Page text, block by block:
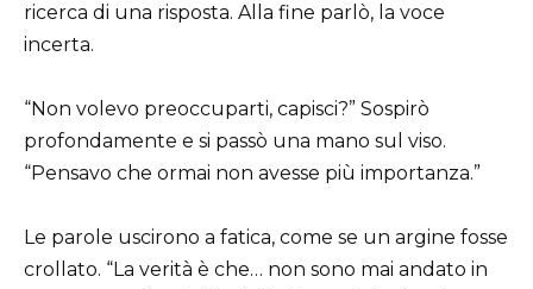
ricerca di una risposta. Alla fine parlò, la voce
incerta.
“Non volevo preoccuparti, capisci?” Sospirò
profondamente e si passò una mano sul viso.
“Pensavo che ormai non avesse più importanza.”
Le parole uscirono a fatica, come se un argine fosse
crollato. “La verità è che… non sono mai andato in